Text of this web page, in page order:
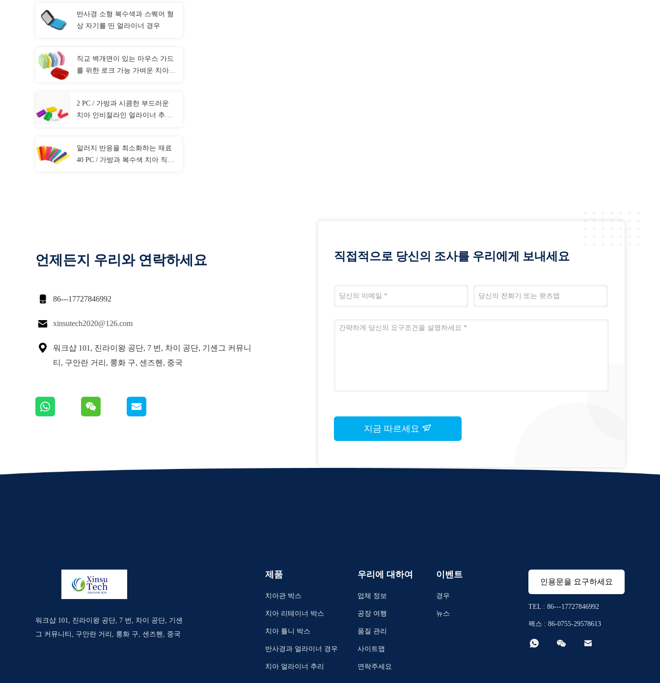
반사경 소형 복수색과 스퀘어 형
상 자기를 띤 얼라이너 경우
직교 벽개면이 있는 마우스 가드
를 위한 로크 가능 가벼운 치아
2 PC / 가방과 시큼한 부드러운
치아 인비절라인 얼라이너 추리
알러지 반응을 최소화하는 재료
40 PC / 가방과 복수색 치아 직교
언제든지 우리와 연락하세요
 86---17727846992
 xinsutech2020@126.com

워크샵 101, 진라이왕 공단, 7 번, 차이 공단, 기셴그 커뮤니
티, 구안란 거리, 룽화 구, 센즈헨, 중국
직접적으로 당신의 조사를 우리에게 보내세요
지금 따르세요
워크샵 101, 진라이왕 공단, 7 번, 차이 공단, 기셴
그 커뮤니티, 구안란 거리, 룽화 구, 센즈헨, 중국
제품
치아관 박스
치아 리테이너 박스
치아 틀니 박스
반사경과 얼라이너 경우
치아 얼라이너 추리
우리에 대하여
업체 정보
공장 여행
품질 관리
사이트맵
연락주세요
이벤트
경우
뉴스
인용문을 요구하세요
TEL : 86---17727846992
팩스 : 86-0755-29578613
  